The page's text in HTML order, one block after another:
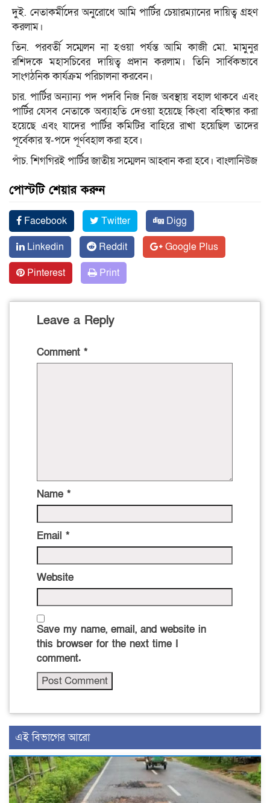
দুই. নেতাকর্মীদের অনুরোধে আমি পার্টির চেয়ারম্যানের দায়িত্ব গ্রহণ
করলাম।
তিন. পরবর্তী সম্মেলন না হওয়া পর্যন্ত আমি কাজী মো. মামুনুর
রশিদকে মহাসচিবের দায়িত্ব প্রদান করলাম। তিনি সার্বিকভাবে
সাংগঠনিক কার্যক্রম পরিচালনা করবেন।
চার. পার্টির অন্যান্য পদ পদবি নিজ নিজ অবস্থায় বহাল থাকবে এবং
পার্টির যেসব নেতাকে অব্যাহতি দেওয়া হয়েছে কিংবা বহিষ্কার করা
হয়েছে এবং যাদের পার্টির কমিটির বাহিরে রাখা হয়েছিল তাদের
পূর্বেকার স্ব-পদে পূর্ণবহাল করা হবে।
পাঁচ. শিগগিরই পার্টির জাতীয় সম্মেলন আহ্বান করা হবে। বাংলানিউজ
পোস্টটি শেয়ার করুন
Facebook Twitter
Digg
Linkedin
Reddit
Google Plus
Pinterest
Print
Leave a Reply
Comment *
Name *
Email *
Website
Save my name, email, and website in
this browser for the next time I
comment.
এই বিভাগের আরো